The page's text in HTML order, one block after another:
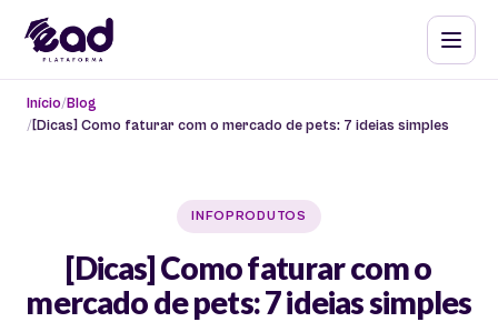
Início Blog
[Dicas] Como faturar com o mercado de pets: 7 ideias simples
INFOPRODUTOS
[Dicas] Como faturar com o
mercado de pets: 7 ideias simples